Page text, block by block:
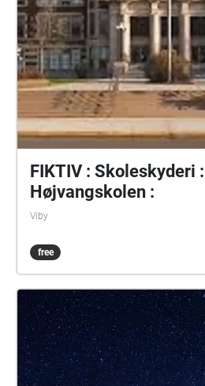
FIKTIV : Skoleskyderi :
Højvangskolen :
Viby
free